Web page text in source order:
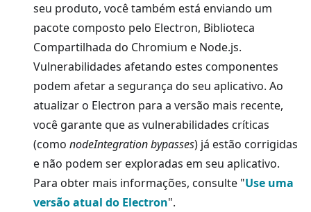
seu produto, você também está enviando um
pacote composto pelo Electron, Biblioteca
Compartilhada do Chromium e Node.js.
Vulnerabilidades afetando estes componentes
podem afetar a segurança do seu aplicativo. Ao
atualizar o Electron para a versão mais recente,
você garante que as vulnerabilidades críticas
(como nodeIntegration bypasses) já estão corrigidas
e não podem ser exploradas em seu aplicativo.
Para obter mais informações, consulte "Use uma
versão atual do Electron".